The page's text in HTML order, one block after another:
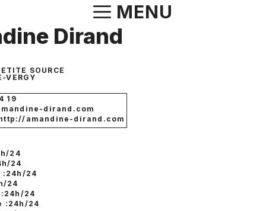
au
contenu
MENU
Dirand
SOURCE
VERGY
19
dirand.com
amandine-dirand.com
24
24
24
24
24
:24h/24